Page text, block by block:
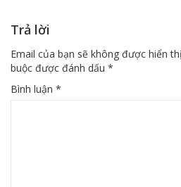
Trả lời
Email của bạn sẽ không được hiển
buộc được đánh dấu *
Bình luận *